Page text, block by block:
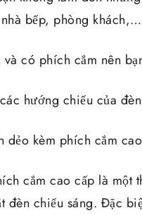
bếp, phòng khách,…
có phích cắm nên
hướng chiếu của
kèm phích cắm
cắm cao cấp là một
đèn chiếu sáng. Đặc